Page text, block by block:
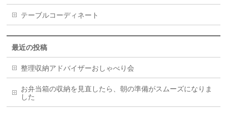
テーブルコーディネート
最近の投稿
整理収納アドバイザーおしゃべり会
お弁当箱の収納を見直したら、朝の準備がスムーズになりま
した